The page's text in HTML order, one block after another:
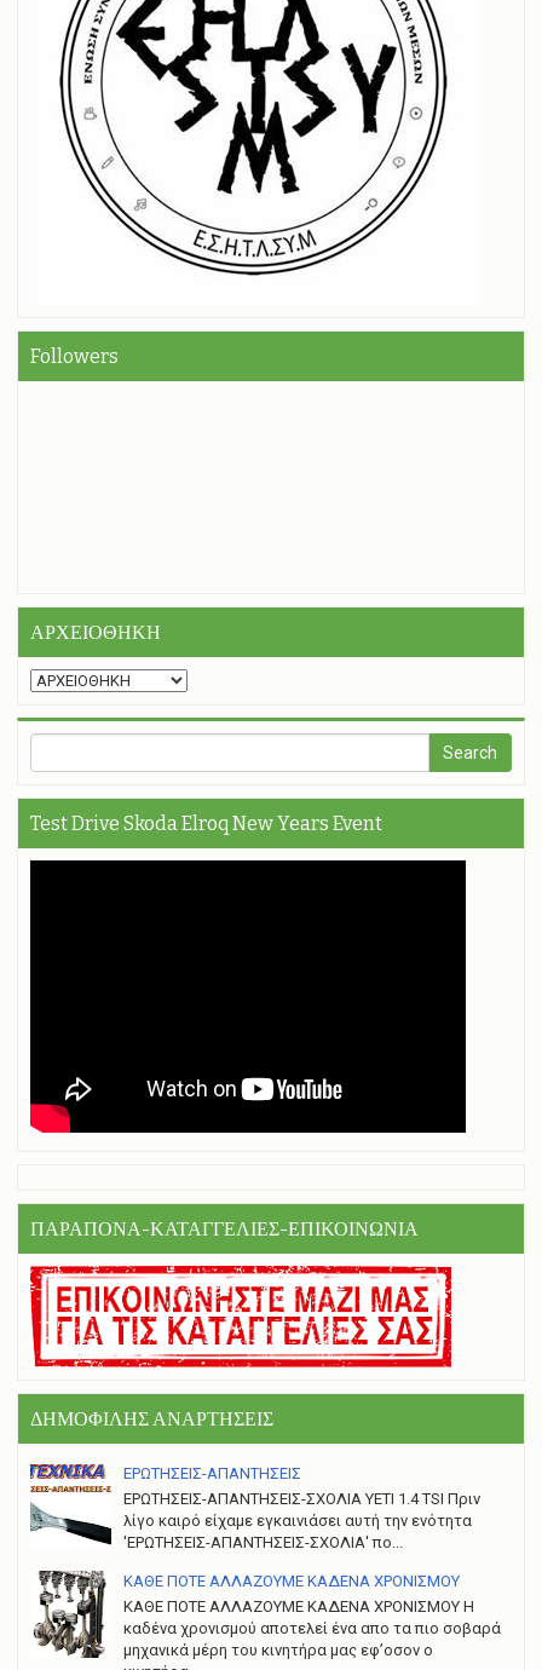
Followers
ΑΡΧΕΙΟΘΗΚΗ
Test Drive Skoda Elroq New Years Event
ΠΑΡΑΠΟΝΑ-ΚΑΤΑΓΓΕΛΙΕΣ-ΕΠΙΚΟΙΝΩΝΙΑ
ΔΗΜΟΦΙΛΗΣ ΑΝΑΡΤΗΣΕΙΣ
ΕΡΩΤΗΣΕΙΣ-ΑΠΑΝΤΗΣΕΙΣ
ΕΡΩΤΗΣΕΙΣ-ΑΠΑΝΤΗΣΕΙΣ-ΣΧΟΛΙΑ YETI 1.4 TSI Πριν
λίγο καιρό είχαμε εγκαινιάσει αυτή την ενότητα
'ΕΡΩΤΗΣΕΙΣ-ΑΠΑΝΤΗΣΕΙΣ-ΣΧΟΛΙΑ' πο...
ΚΑΘΕ ΠΟΤΕ ΑΛΛΑΖΟΥΜΕ ΚΑΔΕΝΑ ΧΡΟΝΙΣΜΟΥ
ΚΑΘΕ ΠΟΤΕ ΑΛΛΑΖΟΥΜΕ ΚΑΔΕΝΑ ΧΡΟΝΙΣΜΟΥ Η
καδένα χρονισμού αποτελεί ένα απο τα πιο σοβαρά
μηχανικά μέρη του κινητήρα μας εφ’οσον ο